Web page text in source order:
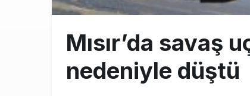
Mısır’da savaş
nedeniyle düştü